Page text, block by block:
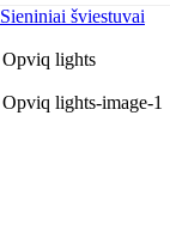
Sieniniai šviestuvai